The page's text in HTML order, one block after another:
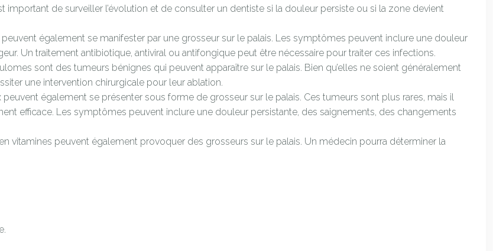
important de surveiller l’évolution et de consulter un dentiste si la douleur persiste ou si la zone devient
également se manifester par une grosseur sur le palais. Les symptômes peuvent inclure une douleur
Un traitement antibiotique, antiviral ou antifongique peut être nécessaire pour traiter ces infections.
sont des tumeurs bénignes qui peuvent apparaître sur le palais. Bien qu’elles ne soient généralement
une intervention chirurgicale pour leur ablation.
également se présenter sous forme de grosseur sur le palais. Ces tumeurs sont plus rares, mais il
efficace. Les symptômes peuvent inclure une douleur persistante, des saignements, des changements
vitamines peuvent également provoquer des grosseurs sur le palais. Un médecin pourra déterminer la